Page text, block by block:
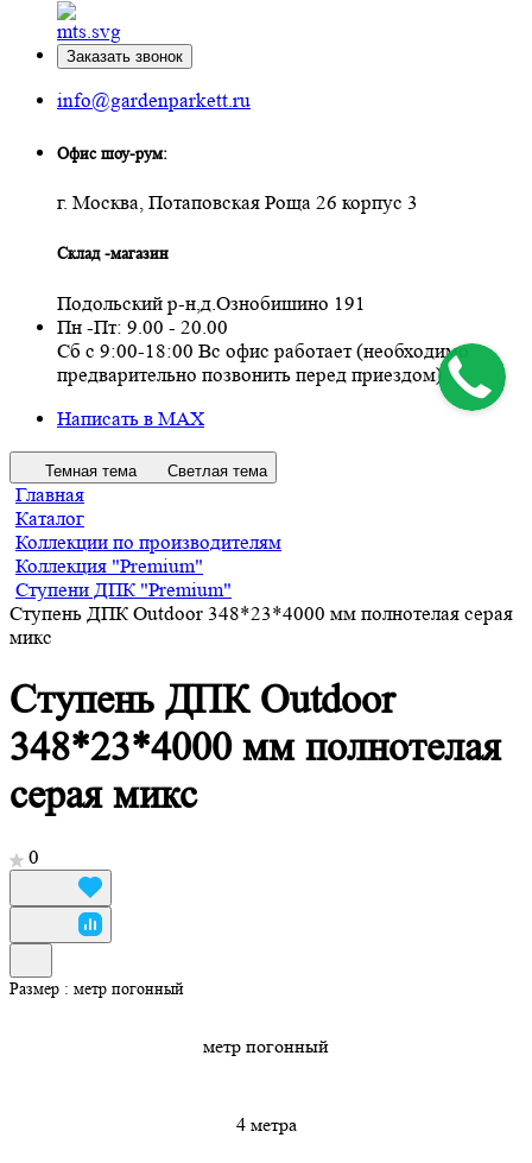
Заказать звонок
info@gardenparkett.ru
Офис шоу-рум:
г. Москва, Потаповская Роща 26 корпус 3
Склад -магазин
Подольский р-н,д.Ознобишино 191
Пн -Пт: 9.00 - 20.00
Сб с 9:00-18:00 Вс офис работает (необходимо
предварительно позвонить перед приездом)
Написать в MAX
Темная тема Светлая тема
Главная
Каталог
Коллекции по производителям
Коллекция "Premium"
Ступени ДПК "Premium"
Ступень ДПК Outdoor 348*23*4000 мм полнотелая серая
микс
Ступень ДПК Outdoor
348*23*4000 мм полнотелая
серая микс
0
Размер : метр погонный
метр погонный
4 метра